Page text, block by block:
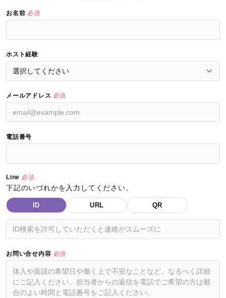
お名前 必須
ホスト経験
メールアドレス 必須
電話番号
Line 必須
下記のいづれかを入力してください。
ID URL QR
お問い合せ内容 必須